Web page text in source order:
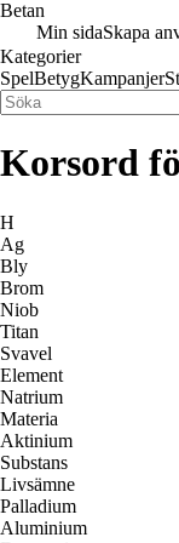
Betan
Min sidaSkapa
Kategorier
SpelBetygKampanjer
Korsord
H
Ag
Bly
Brom
Niob
Titan
Svavel
Element
Natrium
Materia
Aktinium
Substans
Livsämne
Palladium
Aluminium